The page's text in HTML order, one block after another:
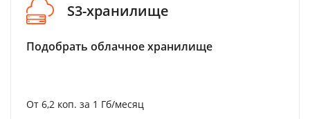
S3-хранилище
Подобрать облачное хранилище
От 6,2 коп. за 1 Гб/месяц